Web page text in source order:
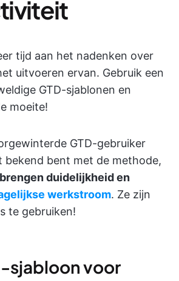
tijd aan het nadenken over
uitvoeren ervan. Gebruik een
GTD-sjablonen en
moeite!
GTD-gebruiker
bekend bent met de methode,
brengen duidelijkheid en
werkstroom. Ze zijn
te gebruiken!
sjabloon voor